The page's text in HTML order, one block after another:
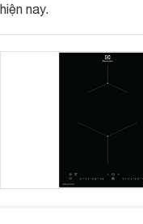
làm tôn thêm vẻ đẹp
hiển thị rõ ràng, dễ
hiện nay.